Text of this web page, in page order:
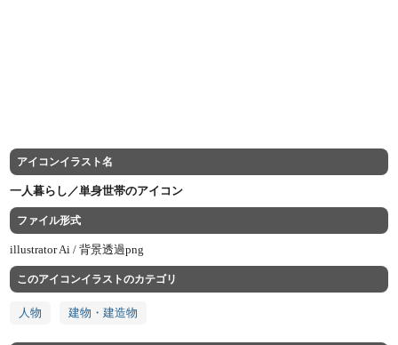
アイコンイラスト名
一人暮らし／単身世帯のアイコン
ファイル形式
illustrator Ai /背景透過png
このアイコンイラストのカテゴリ
人物 建物・建造物